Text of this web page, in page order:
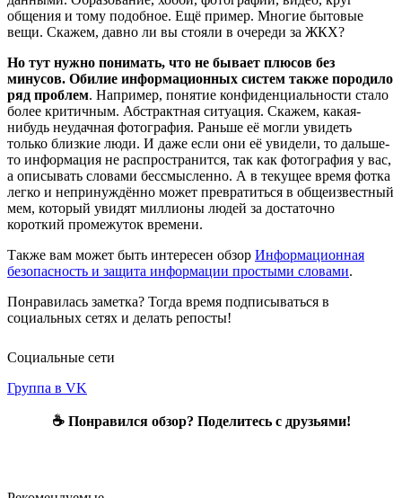
общения и тому подобное. Ещё пример. Многие бытовые
вещи. Скажем, давно ли вы стояли в очереди за ЖКХ?
Но тут нужно понимать, что не бывает плюсов без
минусов. Обилие информационных систем также породило
ряд проблем. Например, понятие конфиденциальности стало
более критичным. Абстрактная ситуация. Скажем, какая-
нибудь неудачная фотография. Раньше её могли увидеть
только близкие люди. И даже если они её увидели, то дальше-
то информация не распространится, так как фотография у вас,
а описывать словами бессмысленно. А в текущее время фотка
легко и непринуждённо может превратиться в общеизвестный
мем, который увидят миллионы людей за достаточно
короткий промежуток времени.
Также вам может быть интересен обзор Информационная
безопасность и защита информации простыми словами.
Понравилась заметка? Тогда время подписываться в
социальных сетях и делать репосты!
Социальные сети
Группа в VK
☕ Понравился обзор? Поделитесь с друзьями!